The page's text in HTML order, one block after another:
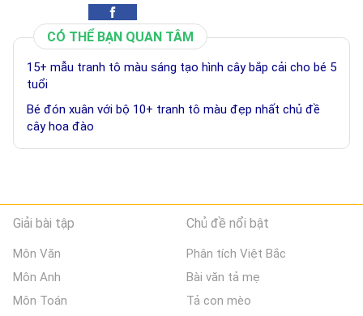
CÓ THỂ BẠN QUAN TÂM
15+ mẫu tranh tô màu sáng tạo hình cây bắp cải cho bé 5
tuổi
Bé đón xuân với bộ 10+ tranh tô màu đẹp nhất chủ đề
cây hoa đào
Giải bài tập
Môn Văn
Môn Anh
Môn Toán
Chủ đề nổi bật
Phân tích Việt Bắc
Bài văn tả mẹ
Tả con mèo